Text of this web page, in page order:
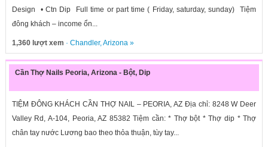
Design • Ctn Dip Full time or part time ( Friday, saturday, sunday) Tiệm
đông khách – income ổn...
1,360 lượt xem · Chandler,Arizona»
Cần Thợ Nails Peoria, Arizona - Bột, Dip
TIỆM ĐÔNG KHÁCH CẦN THỢ NAIL – PEORIA, AZ Địa chỉ: 8248 W Deer
Valley Rd, A-104, Peoria, AZ 85382 Tiệm cần: * Thợ bột * Thợ dip * Thợ
chân tay nước Lương bao theo thỏa thuận, tùy tay...